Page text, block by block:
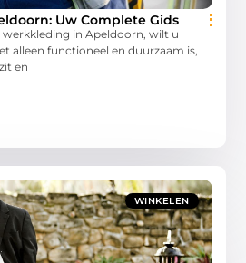
Uw Complete Gids
werkkleding in Apeldoorn, wilt u
alleen functioneel en duurzaam is,
en
WINKELEN